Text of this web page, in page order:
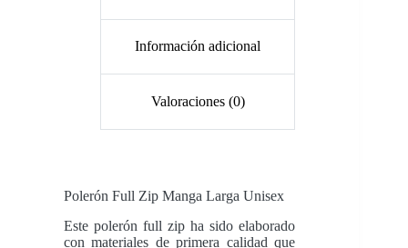
Información adicional
Valoraciones (0)
Polerón Full Zip Manga Larga Unisex
Este polerón full zip ha sido elaborado
con materiales de primera calidad que